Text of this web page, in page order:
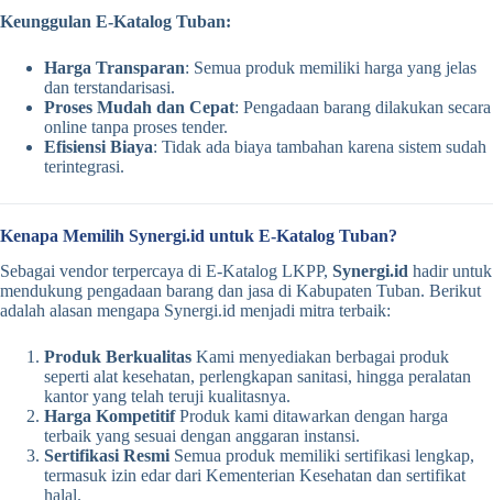
Keunggulan E-Katalog Tuban:
Harga Transparan: Semua produk memiliki harga yang jelas
dan terstandarisasi.
Proses Mudah dan Cepat: Pengadaan barang dilakukan secara
online tanpa proses tender.
Efisiensi Biaya: Tidak ada biaya tambahan karena sistem sudah
terintegrasi.
Kenapa Memilih Synergi.id untuk E-Katalog Tuban?
Sebagai vendor terpercaya di E-Katalog LKPP, Synergi.id hadir untuk
mendukung pengadaan barang dan jasa di Kabupaten Tuban. Berikut
adalah alasan mengapa Synergi.id menjadi mitra terbaik:
Produk Berkualitas Kami menyediakan berbagai produk
seperti alat kesehatan, perlengkapan sanitasi, hingga peralatan
kantor yang telah teruji kualitasnya.
Harga KompetitifProduk kami ditawarkan dengan harga
terbaik yang sesuai dengan anggaran instansi.
Sertifikasi Resmi Semua produk memiliki sertifikasi lengkap,
termasuk izin edar dari Kementerian Kesehatan dan sertifikat
halal.